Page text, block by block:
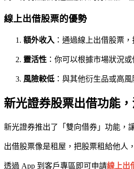
線上出借股票的優勢
額外收入 ：通過線上出借股票
靈活性 ：你可以根據市場狀況
風險較低 ：與其他衍生品或高
新光證券股票出借功能
新光證券推出了「雙向借券」功能，
出借股票像是租屋，把股票租給他人
透過 App 到客戶專區即可申請線上出